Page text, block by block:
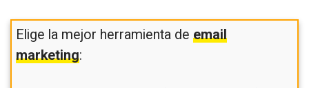
Elige la mejor herramienta de email
marketing: